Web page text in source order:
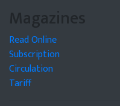
Magazines
Read Online
Subscription
Circulation
Tariff